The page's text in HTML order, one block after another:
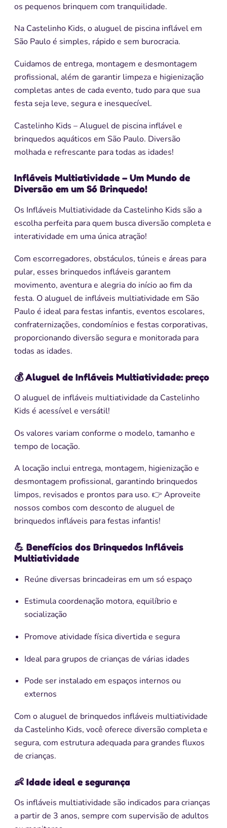
os pequenos brinquem com tranquilidade.
Na Castelinho Kids, o aluguel de piscina inflável em
São Paulo é simples, rápido e sem burocracia.
Cuidamos de entrega, montagem e desmontagem
profissional, além de garantir limpeza e higienização
completas antes de cada evento, tudo para que sua
festa seja leve, segura e inesquecível.
Castelinho Kids – Aluguel de piscina inflável e
brinquedos aquáticos em São Paulo. Diversão
molhada e refrescante para todas as idades!
Infláveis Multiatividade – Um Mundo de
Diversão em um Só Brinquedo!
Os Infláveis Multiatividade da Castelinho Kids são a
escolha perfeita para quem busca diversão completa e
interatividade em uma única atração!
Com escorregadores, obstáculos, túneis e áreas para
pular, esses brinquedos infláveis garantem
movimento, aventura e alegria do início ao fim da
festa. O aluguel de infláveis multiatividade em São
Paulo é ideal para festas infantis, eventos escolares,
confraternizações, condomínios e festas corporativas,
proporcionando diversão segura e monitorada para
todas as idades.
💰 Aluguel de Infláveis Multiatividade: preço
O aluguel de infláveis multiatividade da Castelinho
Kids é acessível e versátil!
Os valores variam conforme o modelo, tamanho e
tempo de locação.
A locação inclui entrega, montagem, higienização e
desmontagem profissional, garantindo brinquedos
limpos, revisados e prontos para uso. 👉 Aproveite
nossos combos com desconto de aluguel de
brinquedos infláveis para festas infantis!
💪 Benefícios dos Brinquedos Infláveis
Multiatividade
Reúne diversas brincadeiras em um só espaço
Estimula coordenação motora, equilíbrio e
socialização
Promove atividade física divertida e segura
Ideal para grupos de crianças de várias idades
Pode ser instalado em espaços internos ou
externos
Com o aluguel de brinquedos infláveis multiatividade
da Castelinho Kids, você oferece diversão completa e
segura, com estrutura adequada para grandes fluxos
de crianças.
👶 Idade ideal e segurança
Os infláveis multiatividade são indicados para crianças
a partir de 3 anos, sempre com supervisão de adultos